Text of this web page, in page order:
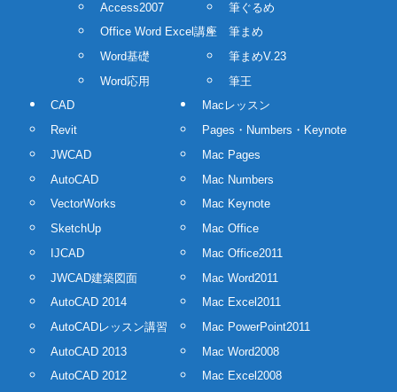
Access2007
Office Word Excel講座
Word基礎
Word応用
筆ぐるめ
筆まめ
筆まめV.23
筆王
CAD
Revit
JWCAD
AutoCAD
VectorWorks
SketchUp
IJCAD
JWCAD建築図面
AutoCAD 2014
AutoCADレッスン講習
AutoCAD 2013
AutoCAD 2012
Macレッスン
Pages・Numbers・Keynote
Mac Pages
Mac Numbers
Mac Keynote
Mac Office
Mac Office2011
Mac Word2011
Mac Excel2011
Mac PowerPoint2011
Mac Word2008
Mac Excel2008